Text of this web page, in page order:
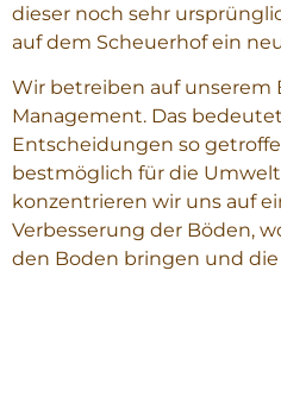
dieser noch sehr
auf dem Scheuerhof ein
Wir betreiben auf unserem
Management. Das
Entscheidungen so
bestmöglich für die Umwelt
konzentrieren wir uns auf
Verbesserung der Böden,
den Boden bringen und